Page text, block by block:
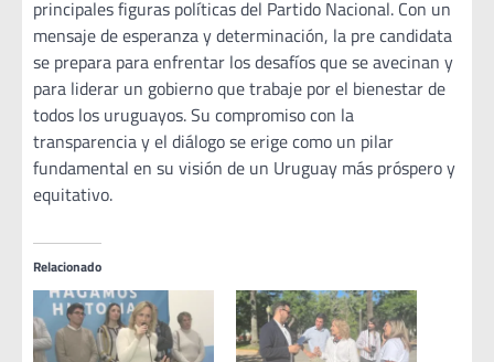
principales figuras políticas del Partido Nacional. Con un
mensaje de esperanza y determinación, la pre candidata
se prepara para enfrentar los desafíos que se avecinan y
para liderar un gobierno que trabaje por el bienestar de
todos los uruguayos. Su compromiso con la
transparencia y el diálogo se erige como un pilar
fundamental en su visión de un Uruguay más próspero y
equitativo.
Relacionado